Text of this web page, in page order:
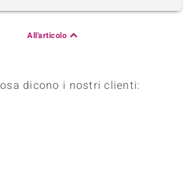
All'articolo
dicono i nostri clienti: